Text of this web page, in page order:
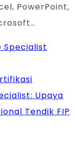
PowerPoint,